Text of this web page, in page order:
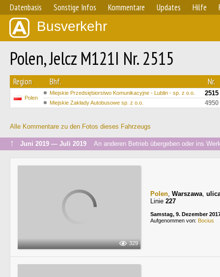
Datenbasis Sonstige Infos Kommentare Updates Hilfe
Busverkehr
Polen, Jelcz M121I Nr. 2515
Region Bhf. Nr.
Polen
Miejskie Przedsiębiorstwo Komunikacyjne - Lublin - sp. z o.o. 2515
Miejskie Zakłady Autobusowe sp. z o.o. 4950
Alle Kommentare zu den Fotos dieses Fahrzeugs
↑ Juni 2019 — Juli 2019 An anderen Betrieb übergeben oder ins
329
Polen, Warszawa,
Linie 227
Samstag, 9. Dezember
Aufgenommen von: Bocius